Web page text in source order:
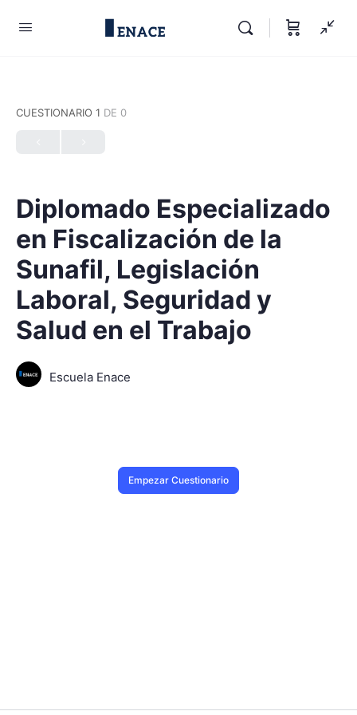
CUESTIONARIO 1 DE 0
Diplomado Especializado
en Fiscalización de la
Sunafil, Legislación
Laboral, Seguridad y
Salud en el Trabajo
Escuela Enace